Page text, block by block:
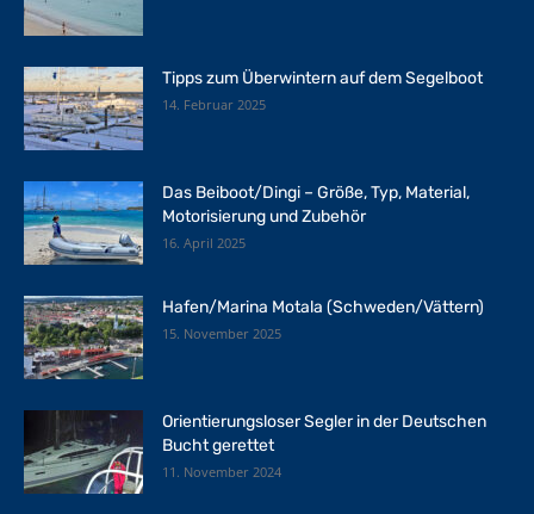
Tipps zum Überwintern auf dem Segelboot
14. Februar 2025
Das Beiboot/Dingi – Größe, Typ, Material,
Motorisierung und Zubehör
16. April 2025
Hafen/Marina Motala (Schweden/Vättern)
15. November 2025
Orientierungsloser Segler in der Deutschen
Bucht gerettet
11. November 2024